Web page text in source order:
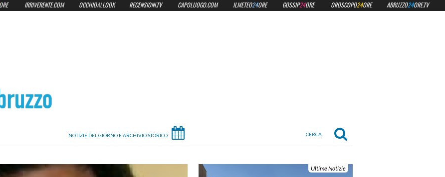
Ultime Notizie
IRRIVERENTE.COM OCCHIOALLOOK RECENSIONI.TV CAPOLUOGO.COM ILMETEO24ORE GOSSIP24ORE OROSCOPO24ORE ABRUZZO24ORE.TV